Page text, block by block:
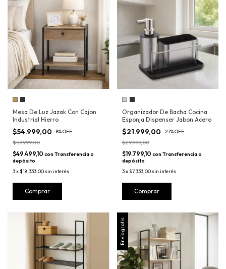
Mesa De Luz Jazak Con Cajon
Industrial Hierro
$54.999,00 -8%OFF
$59.999,00
$49.499,10 con Transferencia o
depósito
3x$18.333,00 sin interés
Comprar
Organizador De Bacha Cocina
Esponja Dispenser Jabon Acero
$21.999,00 -27%OFF
$29.999,00
$19.799,10 con Transferencia o
depósito
3x$7.333,00 sin interés
Comprar
Envío gratis